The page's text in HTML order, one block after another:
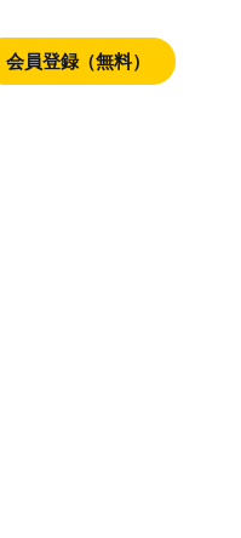
会員登録（無料）